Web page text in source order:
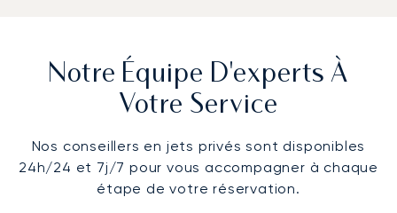
Notre Équipe D'experts À
Votre Service
Nos conseillers en jets privés sont disponibles
24h/24 et 7j/7 pour vous accompagner à chaque
étape de votre réservation.